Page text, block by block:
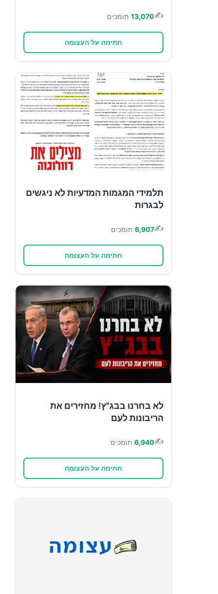
✍️
13,070 תומכים
חתימה על העצומה
תלמידי המגמות המדעיות לא ניגשים
לבגרות
✍️
6,907 תומכים
חתימה על העצומה
לא בחרנו בבג"ץ! מחזירים את
הריבונות לעם
✍️
6,940 תומכים
חתימה על העצומה